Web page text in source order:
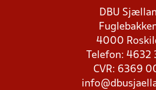
DBU
4000
Telefon: 4632
CVR: 6369